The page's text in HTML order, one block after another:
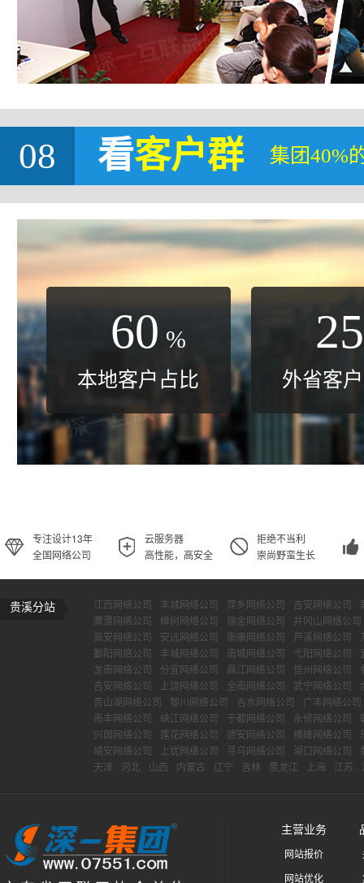
08 看客户群 集团40%
60 %
本地客户占比
25
外省客
专注设计13年
全国网络公司
云服务器
高性能，高安全
拒绝不当利
崇尚野蛮生长
贵溪分站 江西网络公司 丰城网络公司 萍乡网络公司 吉安网络公司
鹰潭网络公司
樟树网络公司 瑞金网络公司
井冈山网络公司
高安网络公司
安远网络公司 南康网络公司 芦溪网络公司
鄱阳网络公司
丰城网络公司 南城网络公司 弋阳网络公司
龙南网络公司
分宜网络公司 昌江网络公司 信州网络公司
吉安网络公司
上饶网络公司 全南网络公司 武宁网络公司
青山湖网络公司
黎川网络公司 吉水网络公司
广丰网络公司
南丰网络公司
峡江网络公司 于都网络公司 永修网络公司
兴国网络公司
莲花网络公司 德安网络公司 横峰网络公司
靖安网络公司
上犹网络公司 寻乌网络公司 湖口网络公司
天津
河北 山西 内蒙古 辽宁 吉林 黑龙江 上海 江苏
主营业务
网站报价
网站优化